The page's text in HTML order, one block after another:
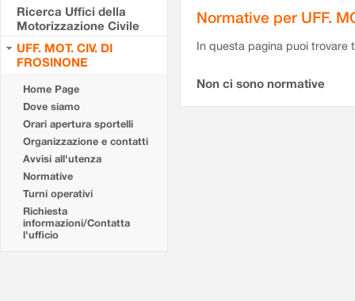
Ricerca Uffici della
Motorizzazione Civile
UFF. MOT. CIV. DI
FROSINONE
Home Page
Dove siamo
Orari apertura sportelli
Organizzazione e contatti
Avvisi all'utenza
Normative
Turni operativi
Richiesta
informazioni/Contatta
l'ufficio
Normative per UFF.
In questa pagina puoi
Non ci sono normative